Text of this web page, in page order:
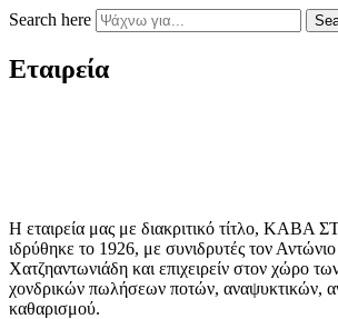
Search here
Εταιρεία
Η εταιρεία μας με διακριτικό τίτλο,
ιδρύθηκε το 1926, με συνιδρυτές τον
Χατζηαντωνιάδη και επιχειρείν στον χώρο
χονδρικών πωλήσεων ποτών, αναψυκτικών,
καθαρισμού.